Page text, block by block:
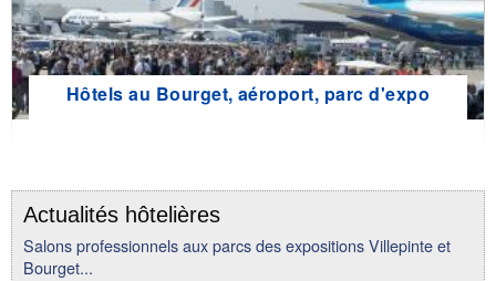
Hôtels au Bourget, aéroport, parc d'expo
Actualités hôtelières
Salons professionnels aux parcs des expositions Villepinte et
Bourget...